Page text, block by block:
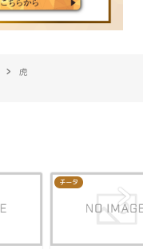
虎
チータ